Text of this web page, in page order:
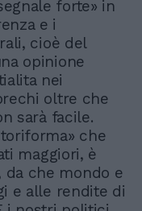
forte» in
e i
cioè del
opinione
nei
oltre che
sarà facile.
che
maggiori, è
da che mondo e
e alle rendite di